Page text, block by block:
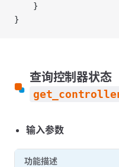
    }
}
查询控制器状态
输入参数
功能描述